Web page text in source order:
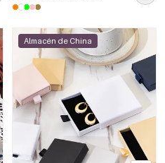
Almacén de China